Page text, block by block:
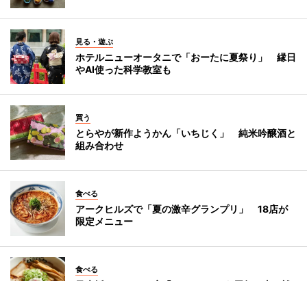
見る・遊ぶ
ホテルニューオータニで「おーたに夏祭り」 縁日
やAI使った科学教室も
買う
とらやが新作ようかん「いちじく」 純米吟醸酒と
組み合わせ
食べる
アークヒルズで「夏の激辛グランプリ」 18店が
限定メニュー
食べる